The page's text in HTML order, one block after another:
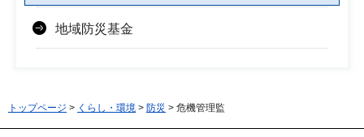
地域防災基金
トップページ > くらし・環境 > 防災 > 危機管理監